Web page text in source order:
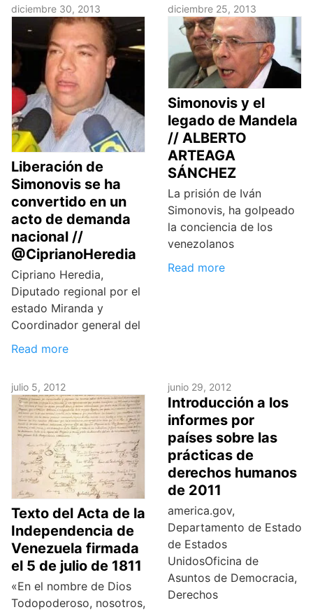
diciembre 30, 2013
Liberación de
Simonovis se ha
convertido en un
acto de demanda
nacional //
@CiprianoHeredia
Cipriano Heredia,
Diputado regional por el
estado Miranda y
Coordinador general del
Read more
diciembre 25, 2013
Simonovis y el
legado de Mandela
// ALBERTO
ARTEAGA
SÁNCHEZ
La prisión de Iván
Simonovis, ha golpeado
la conciencia de los
venezolanos
Read more
julio 5, 2012
Texto del Acta de la
Independencia de
Venezuela firmada
el 5 de julio de 1811
«En el nombre de Dios
Todopoderoso, nosotros,
junio 29, 2012
Introducción a los
informes por
países sobre las
prácticas de
derechos humanos
de 2011
america.gov,
Departamento de Estado
de Estados
UnidosOficina de
Asuntos de Democracia,
Derechos